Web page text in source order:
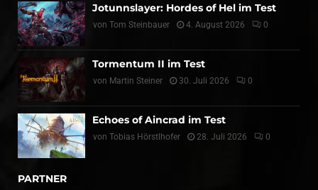
Jotunnslayer: Hordes of Hel im Test
von Tom Steinbauer 4. August 2026 0
Tormentum II im Test
von Martin Steiner 30. Juli 2026 0
Echoes of Aincrad im Test
von Tobias Hörstlhofer 28. Juli 2026 0
PARTNER